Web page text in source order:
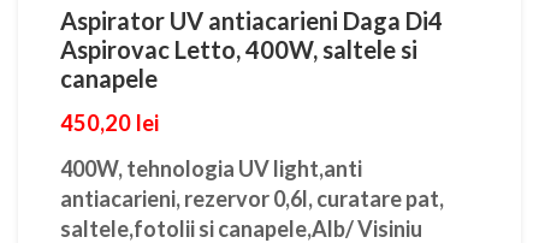
Aspirator UV antiacarieni Daga Di4
Aspirovac Letto, 400W, saltele si
canapele
450,20 lei
400W, tehnologia UV light,anti
antiacarieni, rezervor 0,6l, curatare pat,
saltele,fotolii si canapele,Alb/ Visiniu